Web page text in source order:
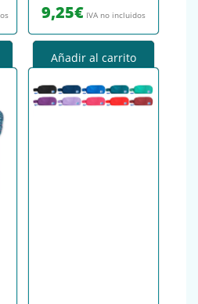
9,25€ IVA no incluidos
Añadir al carrito